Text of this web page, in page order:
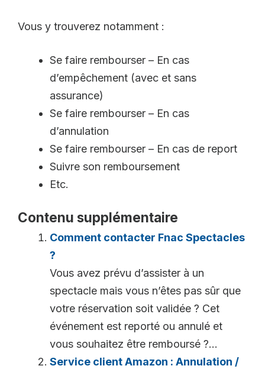
Vous y trouverez notamment :
Se faire rembourser – En cas
d’empêchement (avec et sans
assurance)
Se faire rembourser – En cas
d’annulation
Se faire rembourser – En cas de report
Suivre son remboursement
Etc.
Contenu supplémentaire
Comment contacter Fnac Spectacles
?
Vous avez prévu d’assister à un
spectacle mais vous n’êtes pas sûr que
votre réservation soit validée ? Cet
événement est reporté ou annulé et
vous souhaitez être remboursé ?...
Service client Amazon : Annulation /